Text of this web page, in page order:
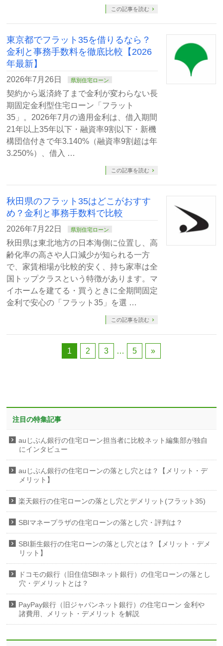
この記事を読む
東京都でフラット35を借りるなら？
金利と事務手数料を徹底比較【2026
年最新】
2026年7月26日 県別住宅ローン
契約から返済終了まで金利が変わらない長
期固定金利型住宅ローン「フラット
35」。2026年7月の適用金利は、借入期間
21年以上35年以下・融資率9割以下・新機
構団信付きで年3.140%（融資率9割超は年
3.250%）、借入 …
この記事を読む
秋田県のフラット35はどこがおすす
め？金利と事務手数料で比較
2026年7月22日 県別住宅ローン
秋田県は東北地方の日本海側に位置し、高
齢化率の高さや人口減少が知られる一方
で、家賃相場が比較的安く、持ち家率は全
国トップクラスという特徴があります。マ
イホームを建てる・買うときに全期間固定
金利で安心の「フラット35」を選 …
この記事を読む
1 2 3 … 5 »
注目の特集記事
auじぶん銀行の住宅ローン担当者に比較ネット編集部が独自
にインタビュー
auじぶん銀行の住宅ローンの落とし穴とは？【メリット・デ
メリット】
楽天銀行の住宅ローンの落とし穴とデメリット(フラット35)
SBIマネープラザの住宅ローンの落とし穴・評判は？
SBI新生銀行の住宅ローンの落とし穴とは？【メリット・デメ
リット】
ドコモの銀行（旧住信SBIネット銀行）の住宅ローンの落とし
穴・デメリットとは？
PayPay銀行（旧ジャパンネット銀行）の住宅ローン 金利や
諸費用、メリット・デメリット を解説